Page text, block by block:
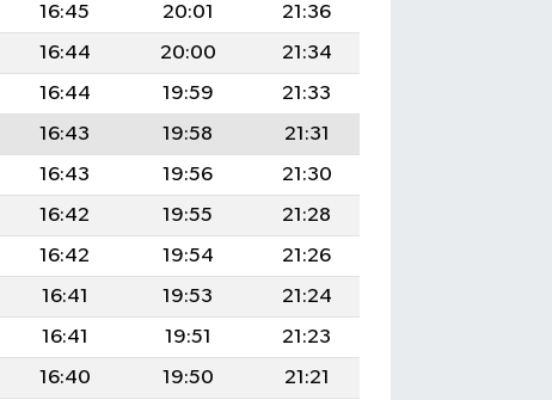
16:45 20:01
21:36
16:44 20:00
21:34
16:44 19:59
21:33
16:43 19:58
21:31
16:43 19:56
21:30
16:42 19:55
21:28
16:42 19:54
21:26
16:41 19:53
21:24
16:41 19:51
21:23
16:40 19:50
21:21